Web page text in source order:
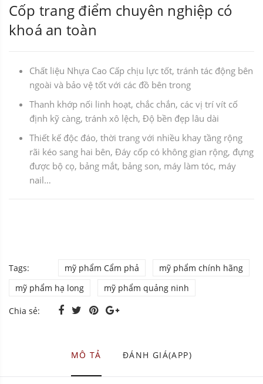
Cốp trang điểm chuyên nghiệp có
khoá an toàn
Chất liệu Nhựa Cao Cấp chịu lực tốt, tránh tác động bên
ngoài và bảo vệ tốt với các đồ bên trong
Thanh khớp nối linh hoạt, chắc chắn, các vị trí vít cố
định kỹ càng, tránh xô lệch, Độ bền đẹp lâu dài
Thiết kế độc đáo, thời trang với nhiều khay tầng rộng
rãi kéo sang hai bên, Đáy cốp có không gian rộng, đựng
được bộ cọ, bảng mắt, bảng son, máy làm tóc, máy
nail…
Tags: mỹ phẩm Cẩm phả
mỹ phẩm chính hãng
mỹ phẩm hạ long
mỹ phẩm quảng ninh
Chia sẻ:
MÔ TẢ ĐÁNH GIÁ(APP)